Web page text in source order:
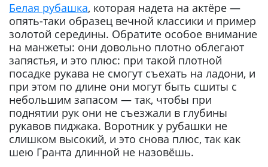
Белая рубашка, которая надета на актёре —
опять-таки образец вечной классики и пример
золотой середины. Обратите особое внимание
на манжеты: они довольно плотно облегают
запястья, и это плюс: при такой плотной
посадке рукава не смогут съехать на ладони, и
при этом по длине они могут быть сшиты с
небольшим запасом — так, чтобы при
поднятии рук они не съезжали в глубины
рукавов пиджака. Воротник у рубашки не
слишком высокий, и это снова плюс, так как
шею Гранта длинной не назовёшь.